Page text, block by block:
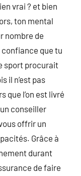
vrai ? et bien
ton mental
nombre de
que tu
sport procurait
il n’est pas
que l’on est livré
conseiller
offrir un
Grâce à
durant
de faire